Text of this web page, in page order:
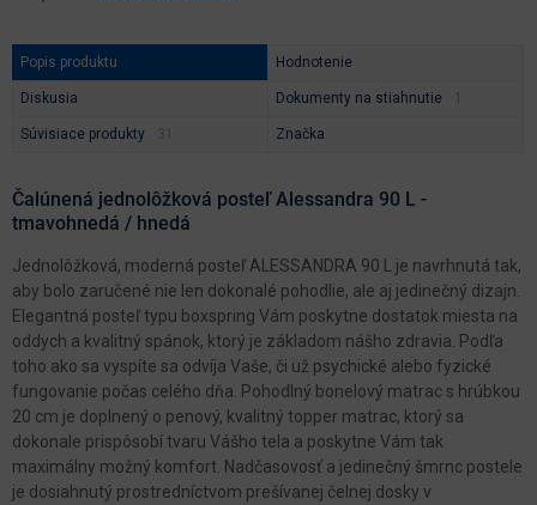
Popis produktu Hodnotenie
Diskusia Dokumenty na stiahnutie
Súvisiace produkty Značka
Čalúnená jednolôžková posteľ Alessandra 90 L -
tmavohnedá / hnedá
Jednolôžková, moderná posteľ ALESSANDRA 90 L je navrhnutá tak,
aby bolo zaručené nie len dokonalé pohodlie, ale aj jedinečný dizajn.
Elegantná posteľ typu boxspring Vám poskytne dostatok miesta na
oddych a kvalitný spánok, ktorý je základom nášho zdravia. Podľa
toho ako sa vyspíte sa odvíja Vaše, či už psychické alebo fyzické
fungovanie počas celého dňa. Pohodlný bonelový matrac s hrúbkou
20 cm je doplnený o penový, kvalitný topper matrac, ktorý sa
dokonale prispôsobí tvaru Vášho tela a poskytne Vám tak
maximálny možný komfort. Nadčasovosť a jedinečný šmrnc postele
je dosiahnutý prostredníctvom prešívanej čelnej dosky v